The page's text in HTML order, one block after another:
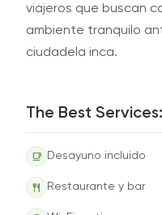
viajeros que buscan
ambiente tranquilo
ciudadela inca.
The Best Services:
free_breakfast Desayuno incluido
restaurant Restaurante y bar